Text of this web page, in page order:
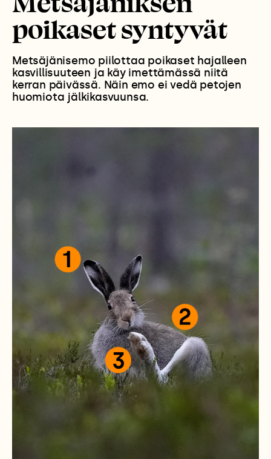
poikaset syntyvät
Metsäjänisemo piilottaa poikaset hajalleen
kasvillisuuteen ja käy imettämässä niitä
kerran päivässä. Näin emo ei vedä petojen
huomiota jälkikasvuunsa.